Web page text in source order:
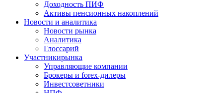
Доходность ПИФ
Активы пенсионных накоплений
Новости и аналитика
Новости рынка
Аналитика
Глоссарий
Участникирынка
Управляющие компании
Брокеры и forex-дилеры
Инвестсоветники